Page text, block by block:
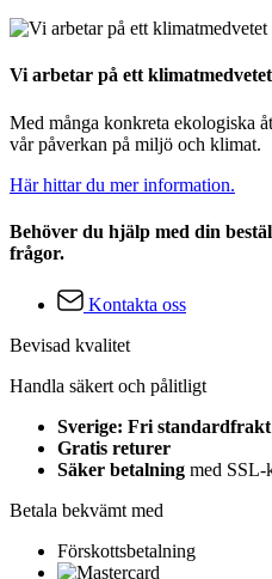
Vi arbetar på ett
Med många konkreta ekologiska
vår påverkan på miljö och klimat.
Här hittar du mer information.
Behöver du hjälp med din
frågor.
Kontakta oss
Bevisad kvalitet
Handla säkert och pålitligt
Sverige: Fri standardfrakt
Gratis returer
Säker betalning med SSL-
Betala bekvämt med
Förskottsbetalning